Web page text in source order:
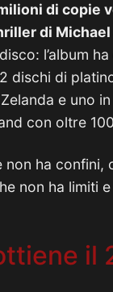
di copie
di
l’album
dischi di
e uno
con oltre
non ha confini,
non ha limiti
il